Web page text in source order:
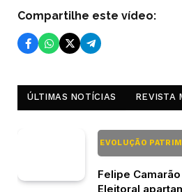
Compartilhe este vídeo:
ÚLTIMAS NOTÍCIAS REVISTA
EVOLUÇÃO
Felipe
Eleitoral